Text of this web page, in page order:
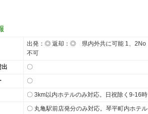
出発：◎ 返却：◎ 県内外共に可能 1、2No
不可
出
〇
〇
〇 3km以内ホテルのみ対応。日祝除く9-16時
〇 丸亀駅前店発分のみ対応。琴平町内ホテル